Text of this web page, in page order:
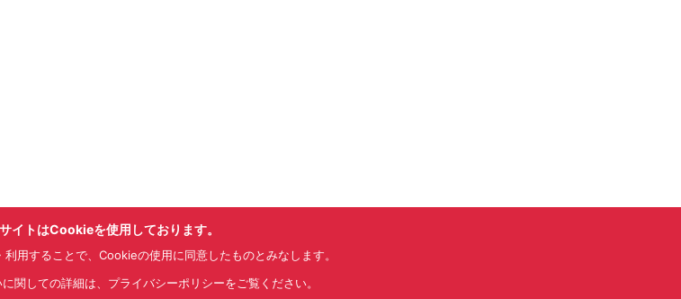
イトはCookieを使用しております。
用することで、Cookieの使用に同意したものとみなします。
関しての詳細は、プライバシーポリシーをご覧ください。